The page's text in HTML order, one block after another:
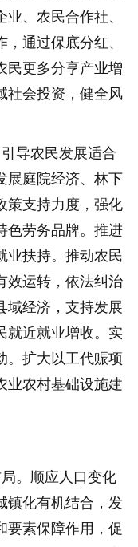
、农民合作社、
通过保底分红、
民更多分享产业增
社会投资，健全风
导农民发展适合
展庭院经济、林下
策支持力度，强化
色劳务品牌。推进
业扶持。推动农民
效运转，依法纠治
域经济，支持发展
就近就业增收。实
。扩大以工代赈项
业农村基础设施建
。顺应人口变化
镇化有机结合，发
要素保障作用，促